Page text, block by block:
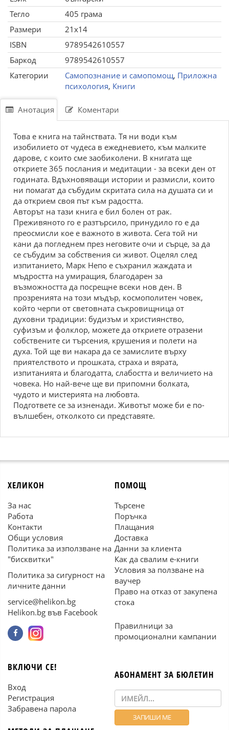
Тегло
405 грама
Размери
21x14
ISBN
9789542610557
Баркод
9789542610557
Категории
Самопознание и самопомощ, Приложна
психология, Книги
Анотация Коментари
Това е книга на тайнствата. Тя ни води към
изобилието от чудеса в ежедневието, към малките
дарове, с които сме заобиколени. В книгата ще
откриете 365 послания и медитации - за всеки ден от
годината. Вдъхновяващи истории и размисли, които
ни помагат да събудим скритата сила на душата си и
да открием своя път към радостта.
Авторът на тази книга е бил болен от рак.
Преживяното го е разтърсило, принудило го е да
преосмисли кое е важното в живота. Сега той ни
кани да погледнем през неговите очи и сърце, за да
се събудим за собствения си живот. Оцелял след
изпитанието, Марк Непо е съхранил жаждата и
мъдростта на умиращия, благодарен за
възможността да посрещне всеки нов ден. В
прозренията на този мъдър, космополитен човек,
който черпи от световната съкровищница от
духовни традиции: будизъм и християнство,
суфизъм и фолклор, можете да откриете отразени
собствените си търсения, крушения и полети на
духа. Той ще ви накара да се замислите върху
приятелството и прошката, страха и вярата,
изпитанията и благодатта, слабостта и величието на
човека. Но най-вече ще ви припомни болката,
чудото и мистерията на любовта.
Подгответе се за изненади. Животът може би е по-
вълшебен, отколкото си представяте.
ХЕЛИКОН
За нас
Работа
Контакти
Общи условия
Политика за използване на
"бисквитки"
Политика за сигурност на
личните данни
service@helikon.bg
Helikon.bg във Facebook
ПОМОЩ
Търсене
Поръчка
Плащания
Доставка
Данни за клиента
Как да свалим е-книги
Условия за ползване на
ваучер
Право на отказ от закупена
стока
Правилници за
промоционални кампании
ВКЛЮЧИ СЕ!
Вход
Регистрация
Забравена парола
АБОНАМЕНТ ЗА БЮЛЕТИН